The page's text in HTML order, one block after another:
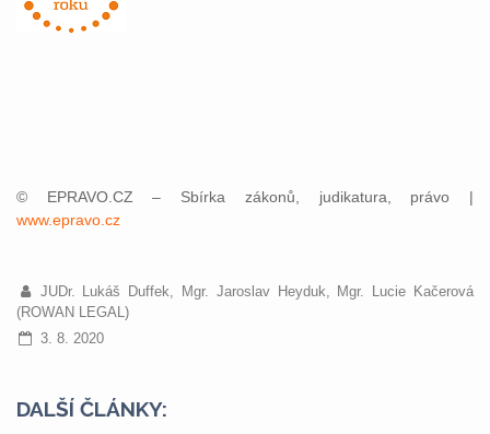
© EPRAVO.CZ – Sbírka zákonů, judikatura, právo |
www.epravo.cz
JUDr. Lukáš Duffek, Mgr. Jaroslav Heyduk, Mgr. Lucie Kačerová
(ROWAN LEGAL)
3. 8. 2020
DALŠÍ ČLÁNKY: